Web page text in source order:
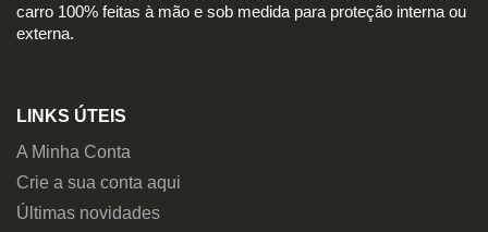
carro 100% feitas à mão e sob medida para proteção interna ou
externa.
LINKS ÚTEIS
A Minha Conta
Crie a sua conta aqui
Últimas novidades